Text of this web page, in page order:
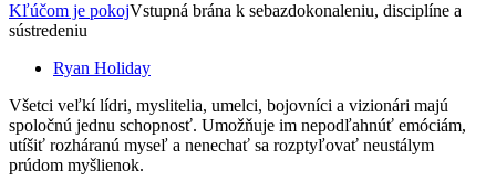
Kľúčom je pokojVstupná brána k sebazdokonaleniu, disciplíne a
sústredeniu
Ryan Holiday
Všetci veľkí lídri, myslitelia, umelci, bojovníci a vizionári majú
spoločnú jednu schopnosť. Umožňuje im nepodľahnúť emóciám,
utíšiť rozháranú myseľ a nenechať sa rozptyľovať neustálym
prúdom myšlienok.